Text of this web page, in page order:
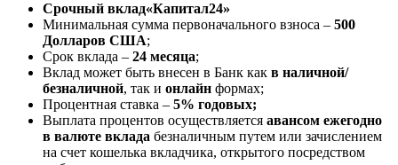
Срочный вклад«Капитал24»
Минимальная сумма первоначального взноса – 500
Долларов США;
Срок вклада – 24 месяца;
Вклад может быть внесен в Банк как в наличной/
безналичной, так и онлайн формах;
Процентная ставка – 5% годовых;
Выплата процентов осуществляется авансом ежегодно
в валюте вклада безналичным путем или зачислением
на счет кошелька вкладчика, открытого посредством